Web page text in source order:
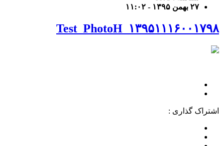
۲۷ بهمن ۱۳۹۵ - ۱۱:۰۲
۱۳۹۵۱۱۱۶۰۰۱۷۹۸_Test_PhotoH
اشتراک گذاری :